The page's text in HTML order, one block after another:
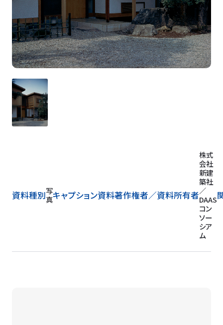
資料種別写
真キャプション資料著作権者／資料所有者
株式
会社
新建
築社
／
DAAS
コン
ソー
シア
ム